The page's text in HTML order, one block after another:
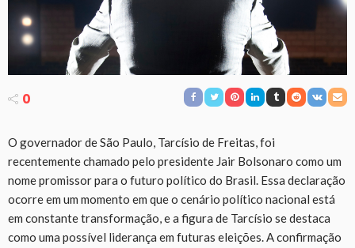
0
O governador de São Paulo, Tarcísio de Freitas, foi
recentemente chamado pelo presidente Jair Bolsonaro como um
nome promissor para o futuro político do Brasil. Essa declaração
ocorre em um momento em que o cenário político nacional está
em constante transformação, e a figura de Tarcísio se destaca
como uma possível liderança em futuras eleições. A confirmação